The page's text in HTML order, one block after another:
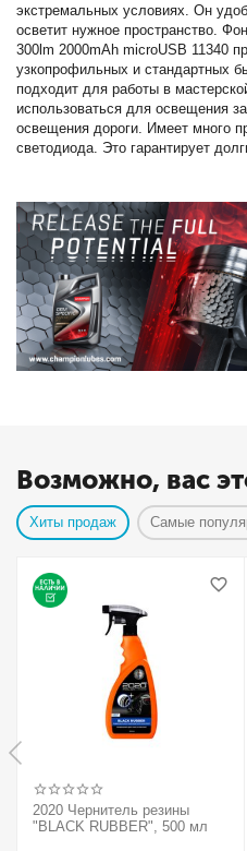
экстремальных условиях. Он
осветит нужное пространство.
300lm 2000mAh microUSB 11340
узкопрофильных и стандартных
подходит для работы в
использоваться для освещения
освещения дороги. Имеет много
светодиода. Это гарантирует
Возможно, вас
Хиты продаж Самые
2020 Чернитель резины
"BLACK RUBBER", 500 мл